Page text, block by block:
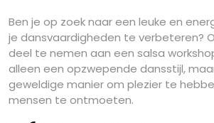
Ben je op zoek naar een leuke en
je dansvaardigheden te verbeteren?
deel te nemen aan een salsa
alleen een opzwepende dansstijl,
geweldige manier om plezier te
mensen te ontmoeten.